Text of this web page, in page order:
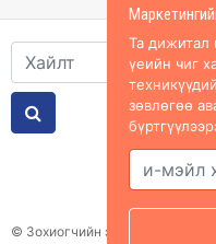
Та дижитал
үеийн чиг
зөвлөгөө
© Зохиогчийн эрх хуулиар